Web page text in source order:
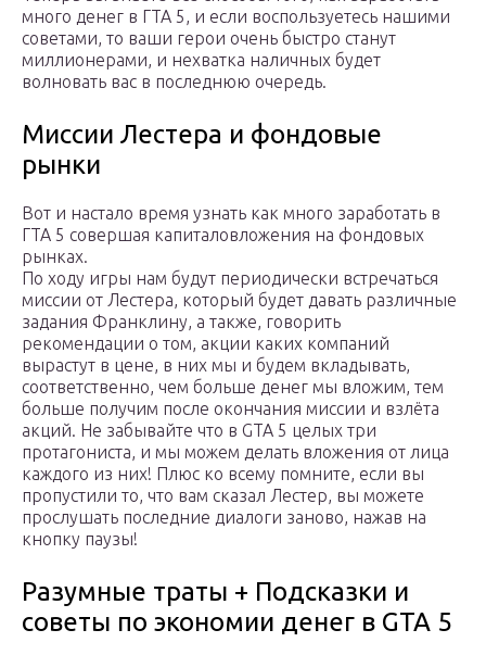
много денег в ГТА 5, и если воспользуетесь нашими
советами, то ваши герои очень быстро станут
миллионерами, и нехватка наличных будет
волновать вас в последнюю очередь.
Миссии Лестера и фондовые
рынки
Вот и настало время узнать как много заработать в
ГТА 5 совершая капиталовложения на фондовых
рынках.
По ходу игры нам будут периодически встречаться
миссии от Лестера, который будет давать различные
задания Франклину, а также, говорить
рекомендации о том, акции каких компаний
вырастут в цене, в них мы и будем вкладывать,
соответственно, чем больше денег мы вложим, тем
больше получим после окончания миссии и взлёта
акций. Не забывайте что в GTA 5 целых три
протагониста, и мы можем делать вложения от лица
каждого из них! Плюс ко всему помните, если вы
пропустили то, что вам сказал Лестер, вы можете
прослушать последние диалоги заново, нажав на
кнопку паузы!
Разумные траты + Подсказки и
советы по экономии денег в GTA 5